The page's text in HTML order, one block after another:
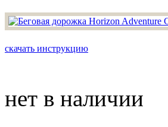
скачать инструкцию
нет в наличии